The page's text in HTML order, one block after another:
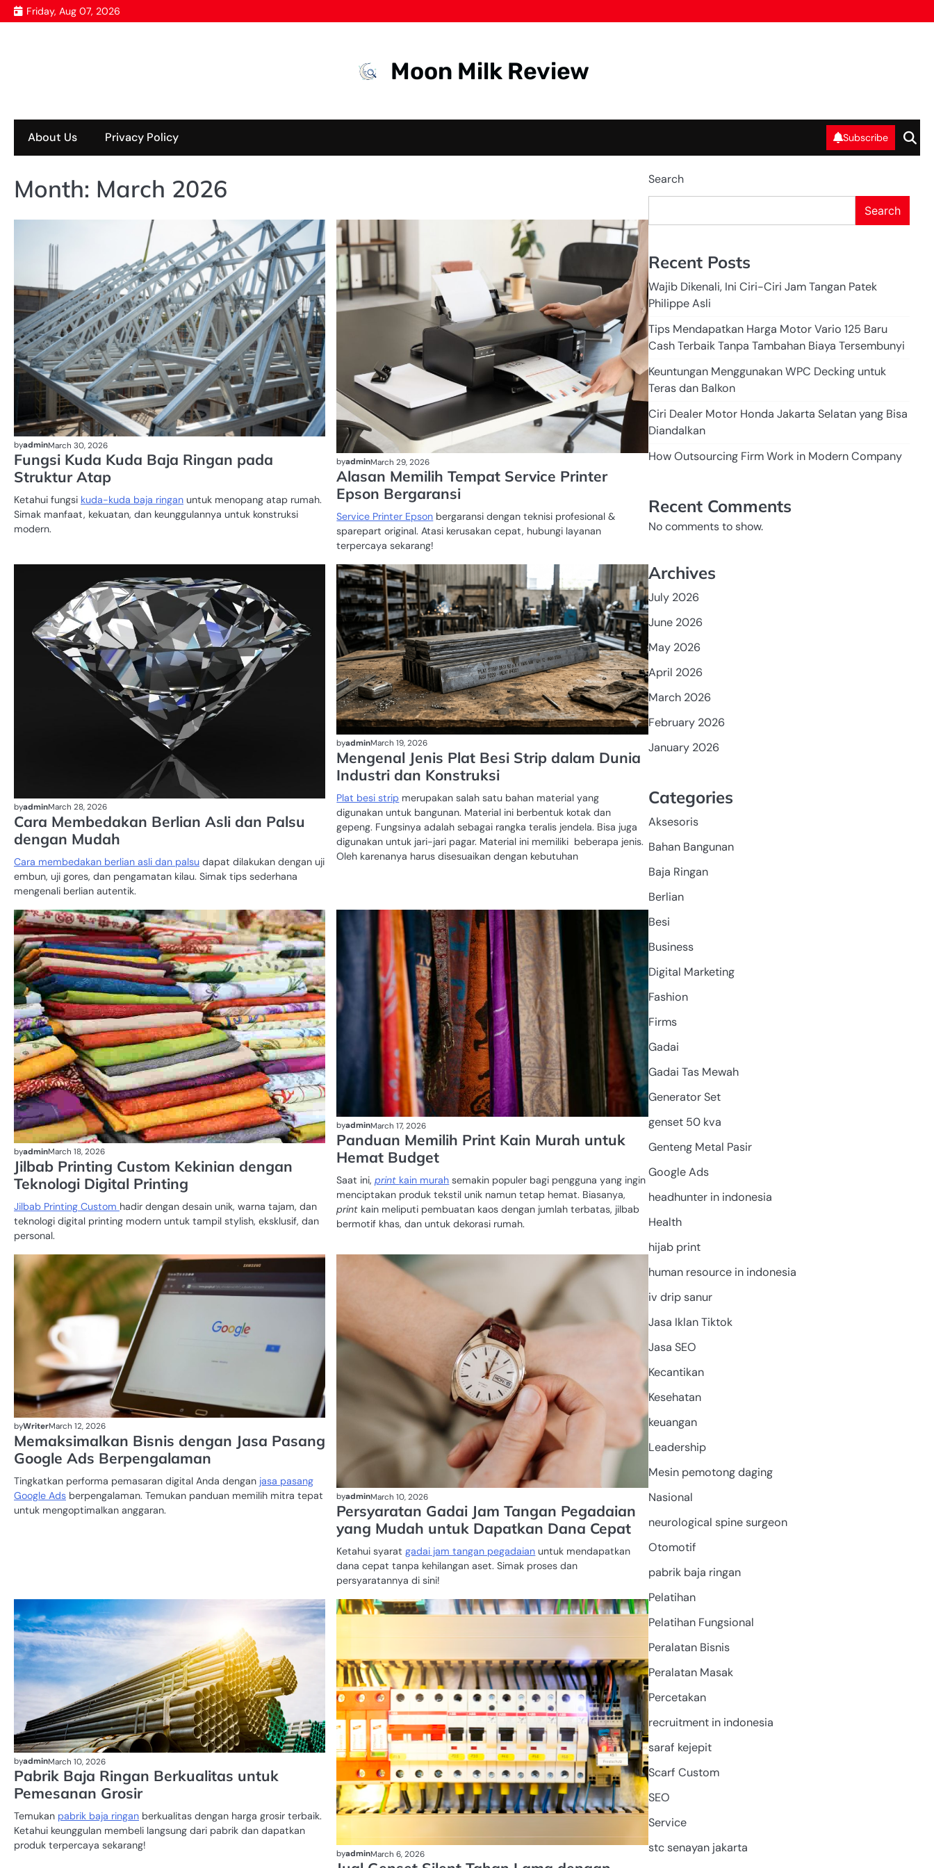
Skip
to
Friday, Aug 07, 2026
Moon Milk Review
About Us Privacy Policy Subscribe
Month: March 2026
BAJA
RINGAN
byadminMarch 30, 2026
Fungsi Kuda Kuda Baja Ringan pada
Struktur Atap
Ketahui fungsi kuda-kuda baja ringan untuk menopang atap rumah.
Simak manfaat, kekuatan, dan keunggulannya untuk konstruksi
modern.
SERVICE
byadminMarch 29, 2026
Alasan Memilih Tempat Service Printer
Epson Bergaransi
Service Printer Epson bergaransi dengan teknisi profesional &
sparepart original. Atasi kerusakan cepat, hubungi layanan
terpercaya sekarang!
BERLIAN
byadminMarch 28, 2026
Cara Membedakan Berlian Asli dan Palsu
dengan Mudah
Cara membedakan berlian asli dan palsu dapat dilakukan dengan uji
embun, uji gores, dan pengamatan kilau. Simak tips sederhana
mengenali berlian autentik.
BESI
byadminMarch 19, 2026
Mengenal Jenis Plat Besi Strip dalam Dunia
Industri dan Konstruksi
Plat besi strip merupakan salah satu bahan material yang
digunakan untuk bangunan. Material ini berbentuk kotak dan
gepeng. Fungsinya adalah sebagai rangka teralis jendela. Bisa juga
digunakan untuk jari-jari pagar. Material ini memiliki beberapa jenis.
Oleh karenanya harus disesuaikan dengan kebutuhan
byadminMarch 18, 2026
Jilbab Printing Custom Kekinian dengan
Teknologi Digital Printing
Jilbab Printing Custom hadir dengan desain unik, warna tajam, dan
teknologi digital printing modern untuk tampil stylish, eksklusif, dan
personal.
byadminMarch 17, 2026
Panduan Memilih Print Kain Murah untuk
Hemat Budget
Saat ini,print kain murah semakin populer bagi pengguna yang ingin
menciptakan produk tekstil unik namun tetap hemat. Biasanya,
print kain meliputi pembuatan kaos dengan jumlah terbatas, jilbab
bermotif khas, dan untuk dekorasi rumah.
byWriterMarch 12, 2026
Memaksimalkan Bisnis dengan Jasa Pasang
Google Ads Berpengalaman
Tingkatkan performa pemasaran digital Anda dengan jasa pasang
Google Ads berpengalaman. Temukan panduan memilih mitra tepat
untuk mengoptimalkan anggaran.
byadminMarch 10, 2026
Persyaratan Gadai Jam Tangan Pegadaian
yang Mudah untuk Dapatkan Dana Cepat
Ketahui syaratgadai jam tangan pegadaian untuk mendapatkan
dana cepat tanpa kehilangan aset. Simak proses dan
persyaratannya di sini!
PABRIK
BAJA
RINGAN
byadminMarch 10, 2026
Pabrik Baja Ringan Berkualitas untuk
Pemesanan Grosir
Temukan pabrik baja ringan berkualitas dengan harga grosir terbaik.
Ketahui keunggulan membeli langsung dari pabrik dan dapatkan
produk terpercaya sekarang!
GENERATOR
byadminMarch 6, 2026
Search
Search
Recent Posts
Wajib Dikenali, Ini Ciri-Ciri Jam Tangan Patek
Philippe Asli
Tips Mendapatkan Harga Motor Vario 125 Baru
Cash Terbaik Tanpa Tambahan Biaya Tersembunyi
Keuntungan Menggunakan WPC Decking untuk
Teras dan Balkon
Ciri Dealer Motor Honda Jakarta Selatan yang Bisa
Diandalkan
How Outsourcing Firm Work in Modern Company
Recent Comments
No comments to show.
Archives
July 2026
June 2026
May 2026
April 2026
March 2026
February 2026
January 2026
Categories
Aksesoris
Bahan Bangunan
Baja Ringan
Berlian
Besi
Business
Digital Marketing
Fashion
Firms
Gadai
Gadai Tas Mewah
Generator Set
genset 50 kva
Genteng Metal Pasir
Google Ads
headhunter in indonesia
Health
hijab print
human resource in indonesia
iv drip sanur
Jasa Iklan Tiktok
Jasa SEO
Kecantikan
Kesehatan
keuangan
Leadership
Mesin pemotong daging
Nasional
neurological spine surgeon
Otomotif
pabrik baja ringan
Pelatihan
Pelatihan Fungsional
Peralatan Bisnis
Peralatan Masak
Percetakan
recruitment in indonesia
saraf kejepit
Scarf Custom
SEO
Service
stc senayan jakarta